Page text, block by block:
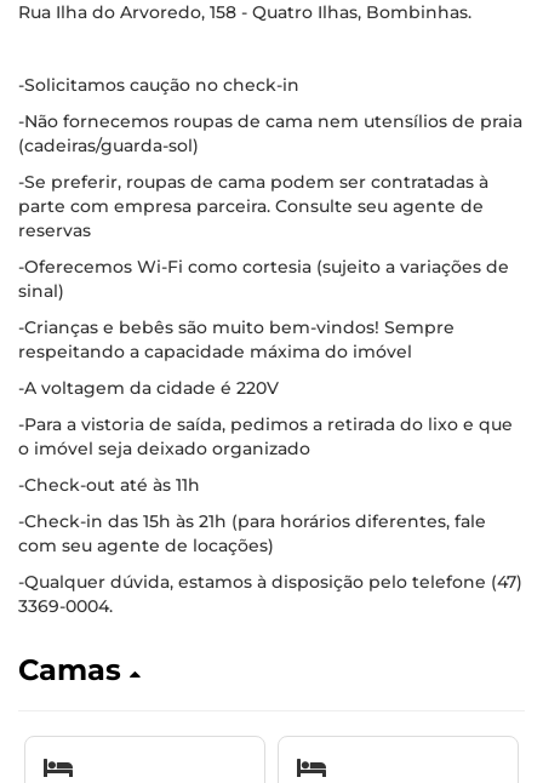
Rua Ilha do Arvoredo, 158 - Quatro Ilhas, Bombinhas.
-Solicitamos caução no check-in
-Não fornecemos roupas de cama nem utensílios de praia
(cadeiras/guarda-sol)
-Se preferir, roupas de cama podem ser contratadas à
parte com empresa parceira. Consulte seu agente de
reservas
-Oferecemos Wi-Fi como cortesia (sujeito a variações de
sinal)
-Crianças e bebês são muito bem-vindos! Sempre
respeitando a capacidade máxima do imóvel
-A voltagem da cidade é 220V
-Para a vistoria de saída, pedimos a retirada do lixo e que
o imóvel seja deixado organizado
-Check-out até às 11h
-Check-in das 15h às 21h (para horários diferentes, fale
com seu agente de locações)
-Qualquer dúvida, estamos à disposição pelo telefone (47)
3369-0004.
Camas